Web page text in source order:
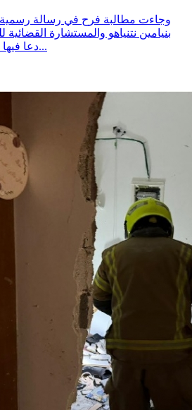
وجاءت مطالبة فرح في رسالة رسمية
بنيامين نتنياهو والمستشارة
دعا فيها الى وقف الحرب وأكد فيها...